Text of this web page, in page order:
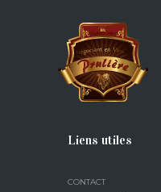
Liens utiles
CONTACT